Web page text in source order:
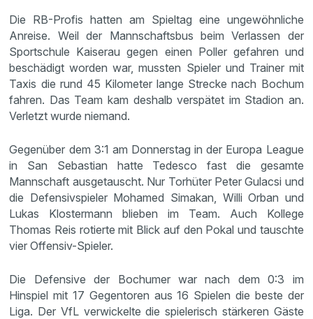
Die RB-Profis hatten am Spieltag eine ungewöhnliche
Anreise. Weil der Mannschaftsbus beim Verlassen der
Sportschule Kaiserau gegen einen Poller gefahren und
beschädigt worden war, mussten Spieler und Trainer mit
Taxis die rund 45 Kilometer lange Strecke nach Bochum
fahren. Das Team kam deshalb verspätet im Stadion an.
Verletzt wurde niemand.
Gegenüber dem 3:1 am Donnerstag in der Europa League
in San Sebastian hatte Tedesco fast die gesamte
Mannschaft ausgetauscht. Nur Torhüter Peter Gulacsi und
die Defensivspieler Mohamed Simakan, Willi Orban und
Lukas Klostermann blieben im Team. Auch Kollege
Thomas Reis rotierte mit Blick auf den Pokal und tauschte
vier Offensiv-Spieler.
Die Defensive der Bochumer war nach dem 0:3 im
Hinspiel mit 17 Gegentoren aus 16 Spielen die beste der
Liga. Der VfL verwickelte die spielerisch stärkeren Gäste